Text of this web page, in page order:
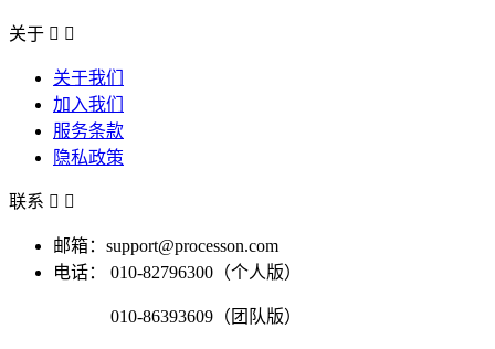
关于  
关于我们
加入我们
服务条款
隐私政策
联系  
邮箱：support@processon.com
电话：
010-82796300（个人版）
010-86393609（团队版）